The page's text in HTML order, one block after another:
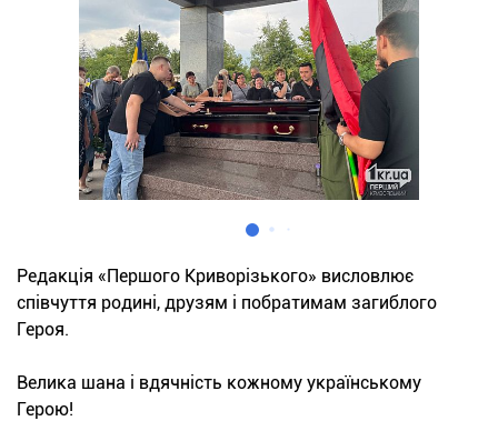
Редакція «Першого Криворізького» висловлює
співчуття родині, друзям і побратимам загиблого
Героя.
Велика шана і вдячність кожному українському
Герою!